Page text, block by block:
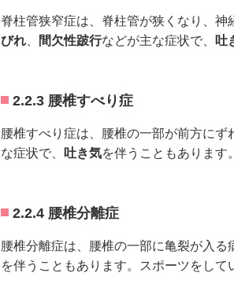
脊柱管狭窄症は、脊柱管が狭くなり、神
びれ、 間欠性跛行などが主な症状で、 吐
2.2.3 腰椎すべり症
腰椎すべり症は、腰椎の一部が前方にず
な症状で、
吐き気を伴うこともあります。
2.2.4 腰椎分離症
腰椎分離症は、腰椎の一部に亀裂が入る
を伴うこともあります。スポーツをして